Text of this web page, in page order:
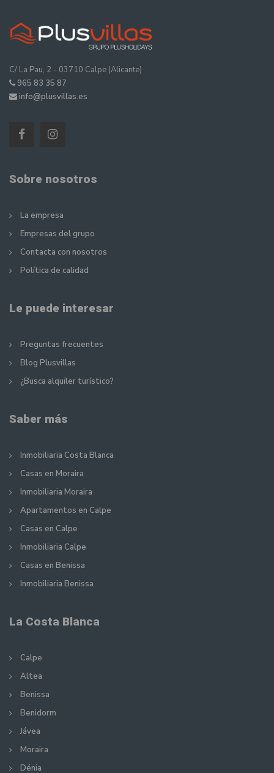
C/ La Pau, 2 - 03710 Calpe (Alicante)
965 83 35 87
info@plusvillas.es
Sobre nosotros
La empresa
Empresas del grupo
Contacta con nosotros
Política de calidad
Le puede interesar
Preguntas frecuentes
Blog Plusvillas
¿Busca alquiler turístico?
Saber más
Inmobiliaria Costa Blanca
Casas en Moraira
Inmobiliaria Moraira
Apartamentos en Calpe
Casas en Calpe
Inmobiliaria Calpe
Casas en Benissa
Inmobiliaria Benissa
La Costa Blanca
Calpe
Altea
Benissa
Benidorm
Jávea
Moraira
Dénia